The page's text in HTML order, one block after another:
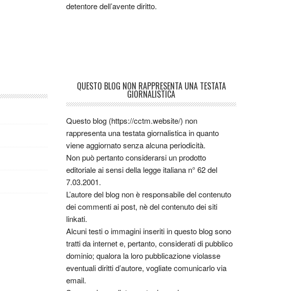
detentore dell’avente diritto.
QUESTO BLOG NON RAPPRESENTA UNA TESTATA
GIORNALISTICA
Questo blog (https://cctm.website/) non
rappresenta una testata giornalistica in quanto
viene aggiornato senza alcuna periodicità.
Non può pertanto considerarsi un prodotto
editoriale ai sensi della legge italiana n° 62 del
7.03.2001.
L’autore del blog non è responsabile del contenuto
dei commenti ai post, nè del contenuto dei siti
linkati.
Alcuni testi o immagini inseriti in questo blog sono
tratti da internet e, pertanto, considerati di pubblico
dominio; qualora la loro pubblicazione violasse
eventuali diritti d’autore, vogliate comunicarlo via
email.